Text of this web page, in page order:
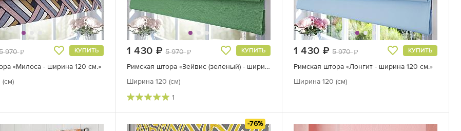
970 КУПИТЬ
«Милоса - ширина 120 см.»
1 430 руб.
5 970 КУПИТЬ
Римская штора «Зейвис (зеленый) - ширина 120 см»
Ширина 120 (см)
1
1 430 руб.
5 970 КУПИТЬ
Римская штора «Лонгит - ширина 120 см.»
Ширина 120 (см)
-76%